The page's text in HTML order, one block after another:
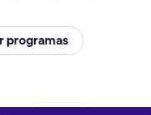
programas